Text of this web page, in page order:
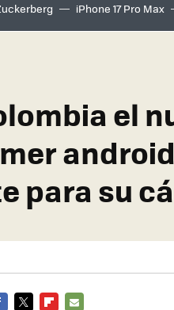
iPhone 17 Pro Max
el
para su